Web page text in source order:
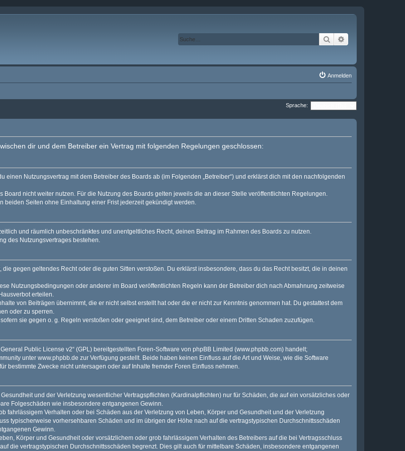
Suche
Anmelden
Sprache:
dir und dem Betreiber ein Vertrag mit folgenden Regelungen geschlossen:
einen Nutzungsvertrag mit dem Betreiber des Boards ab (im Folgenden „Betreiber“) und erklärst dich mit den nachfolgenden
nicht weiter nutzen. Für die Nutzung des Boards gelten jeweils die an dieser Stelle veröffentlichten Regelungen.
beiden Seiten ohne Einhaltung einer Frist jederzeit gekündigt werden.
und räumlich unbeschränktes und unentgeltliches Recht, deinen Beitrag im Rahmen des Boards zu nutzen.
des Nutzungsvertrages bestehen.
gegen geltendes Recht oder die guten Sitten verstoßen. Du erklärst insbesondere, dass du das Recht besitzt, die in deinen
Nutzungsbedingungen oder anderer im Board veröffentlichten Regeln kann der Betreiber dich nach Abmahnung zeitweise
erteilen.
von Beiträgen übernimmt, die er nicht selbst erstellt hat oder die er nicht zur Kenntnis genommen hat. Du gestattest dem
oder zu sperren.
sie gegen o. g. Regeln verstoßen oder geeignet sind, dem Betreiber oder einem Dritten Schaden zuzufügen.
Public License v2“ (GPL) bereitgestellten Foren-Software von phpBB Limited (www.phpbb.com) handelt;
unter www.phpbb.de zur Verfügung gestellt. Beide haben keinen Einfluss auf die Art und Weise, wie die Software
bestimmte Zwecke nicht untersagen oder auf Inhalte fremder Foren Einfluss nehmen.
und der Verletzung wesentlicher Vertragspflichten (Kardinalpflichten) nur für Schäden, die auf ein vorsätzliches oder
Folgeschäden wie insbesondere entgangenen Gewinn.
fahrlässigem Verhalten oder bei Schäden aus der Verletzung von Leben, Körper und Gesundheit und der Verletzung
typischerweise vorhersehbaren Schäden und im übrigen der Höhe nach auf die vertragstypischen Durchschnittsschäden
Gewinn.
Körper und Gesundheit oder vorsätzlichem oder grob fahrlässigem Verhalten des Betreibers auf die bei Vertragsschluss
die vertragstypischen Durchschnittsschäden begrenzt. Dies gilt auch für mittelbare Schäden, insbesondere entgangenen